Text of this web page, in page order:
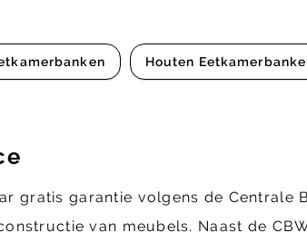
Houten
gratis garantie volgens de Centrale
van meubels. Naast de